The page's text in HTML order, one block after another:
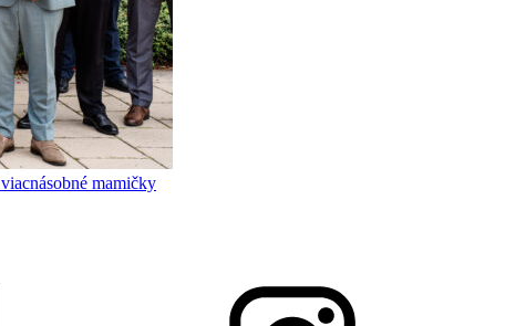
mamičky